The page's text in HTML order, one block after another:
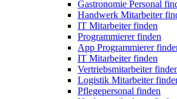
Gastronomie Personal
Handwerk Mitarbeiter
IT Mitarbeiter finden
Programmierer finden
App Programmierer
IT Mitarbeiter finden
Vertriebsmitarbeiter
Logistik Mitarbeiter
Pflegepersonal finden